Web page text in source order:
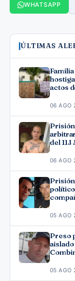
WHATSAPP
ÚLTIMAS
actos
06 AGO
del 11J
06 AGO
05 AGO
Preso
05 AGO